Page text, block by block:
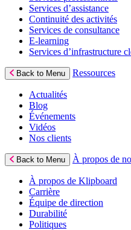
Services d’assistance
Continuité des activités
Services de consultance
E‑learning
Services d’infrastructure
Back to Menu Ressources
Actualités
Blog
Événements
Vidéos
Nos clients
Back to Menu À propos de
À propos de Klipboard
Carrière
Équipe de direction
Durabilité
Politiques